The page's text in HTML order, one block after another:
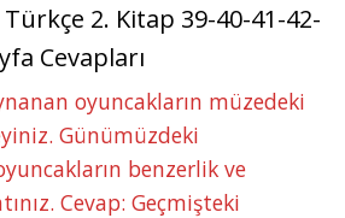
Türkçe 2. Kitap 39-40-41-42-
Cevapları
oyuncakların müzedeki
Günümüzdeki
benzerlik ve
Cevap: Geçmişteki